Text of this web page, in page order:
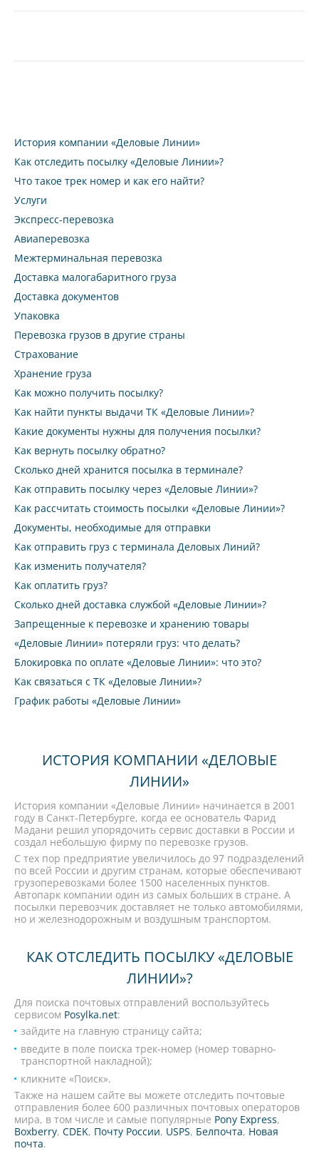
История компании «Деловые Линии»
Как отследить посылку «Деловые Линии»?
Что такое трек номер и как его найти?
Услуги
Экспресс-перевозка
Авиаперевозка
Межтерминальная перевозка
Доставка малогабаритного груза
Доставка документов
Упаковка
Перевозка грузов в другие страны
Страхование
Хранение груза
Как можно получить посылку?
Как найти пункты выдачи ТК «Деловые Линии»?
Какие документы нужны для получения посылки?
Как вернуть посылку обратно?
Сколько дней хранится посылка в терминале?
Как отправить посылку через «Деловые Линии»?
Как рассчитать стоимость посылки «Деловые Линии»?
Документы, необходимые для отправки
Как отправить груз с терминала Деловых Линий?
Как изменить получателя?
Как оплатить груз?
Сколько дней доставка службой «Деловые Линии»?
Запрещенные к перевозке и хранению товары
«Деловые Линии» потеряли груз: что делать?
Блокировка по оплате «Деловые Линии»: что это?
Как связаться с ТК «Деловые Линии»?
График работы «Деловые Линии»
ИСТОРИЯ КОМПАНИИ «ДЕЛОВЫЕ
ЛИНИИ»
История компании «Деловые Линии» начинается в 2001
году в Санкт-Петербурге, когда ее основатель Фарид
Мадани решил упорядочить сервис доставки в России и
создал небольшую фирму по перевозке грузов.
С тех пор предприятие увеличилось до 97 подразделений
по всей России и другим странам, которые обеспечивают
грузоперевозками более 1500 населенных пунктов.
Автопарк компании один из самых больших в стране. А
посылки перевозчик доставляет не только автомобилями,
но и железнодорожным и воздушным транспортом.
КАК ОТСЛЕДИТЬ ПОСЫЛКУ «ДЕЛОВЫЕ
ЛИНИИ»?
Для поиска почтовых отправлений воспользуйтесь
сервисом Posylka.net:
зайдите на главную страницу сайта;
введите в поле поиска трек-номер (номер товарно-
транспортной накладной);
кликните «Поиск».
Также на нашем сайте вы можете отследить почтовые
отправления более 600 различных почтовых операторов
мира, в том числе и самые популярные Pony Express,
Boxberry, CDEK, Почту России, USPS, Белпочта, Новая
почта.